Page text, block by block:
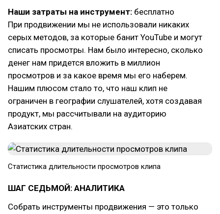
Наши затраты на инструмент: бесплатно
При продвижении мы не использовали никаких
серых методов, за которые банит YouTube и могут
списать просмотры. Нам было интересно, сколько
денег нам придется вложить в миллион
просмотров и за какое время мы его наберем.
Нашим плюсом стало то, что наш клип не
ограничен в географии слушателей, хотя создавая
продукт, мы рассчитывали на аудиторию
Азиатских стран.
Статистика длительности просмотров клипа
ШАГ СЕДЬМОЙ: АНАЛИТИКА
Собрать инструменты продвижения — это только